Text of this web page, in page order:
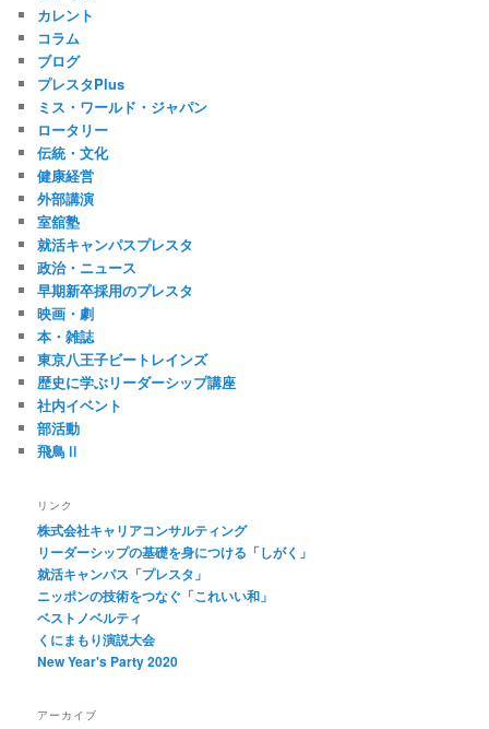
カレント
コラム
ブログ
プレスタPlus
ミス・ワールド・ジャパン
ロータリー
伝統・文化
健康経営
外部講演
室舘塾
就活キャンパスプレスタ
政治・ニュース
早期新卒採用のプレスタ
映画・劇
本・雑誌
東京八王子ビートレインズ
歴史に学ぶリーダーシップ講座
社内イベント
部活動
飛鳥Ⅱ
リンク
株式会社キャリアコンサルティング
リーダーシップの基礎を身につける「しがく」
就活キャンパス「プレスタ」
ニッポンの技術をつなぐ「これいい和」
ベストノベルティ
くにまもり演説大会
New Year's Party 2020
アーカイブ